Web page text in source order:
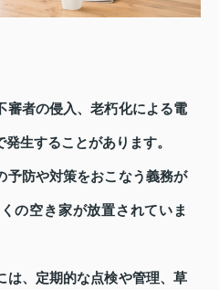
審者の侵入、老朽化による電
生することがあります。
予防や対策をおこなう義務が
の空き家が放置されていま
は、定期的な点検や管理、草